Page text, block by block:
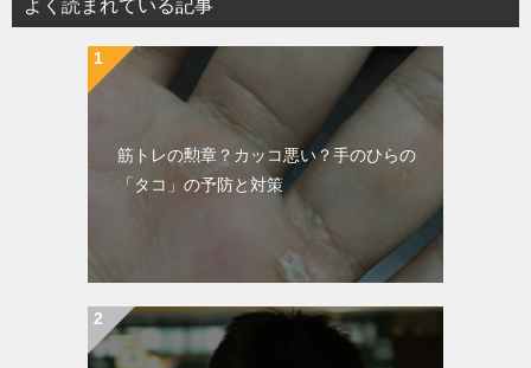
よく読まれている記事
筋トレの勲章？カッコ悪い？手のひらの
「タコ」の予防と対策